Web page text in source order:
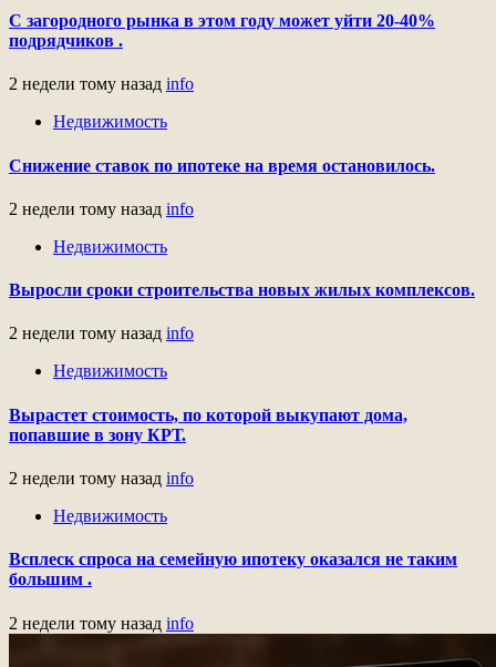
С загородного рынка в этом году может уйти 20-40%
подрядчиков .
2 недели тому назад info
Недвижимость
Снижение ставок по ипотеке на время остановилось.
2 недели тому назад info
Недвижимость
Выросли сроки строительства новых жилых комплексов.
2 недели тому назад info
Недвижимость
Вырастет стоимость, по которой выкупают дома,
попавшие в зону КРТ.
2 недели тому назад info
Недвижимость
Всплеск спроса на семейную ипотеку оказался не таким
большим .
2 недели тому назад info